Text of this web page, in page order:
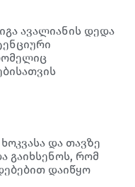
ავალიანის დედა
და თავზე
გაიხსენოს, რომ
დაიწყო